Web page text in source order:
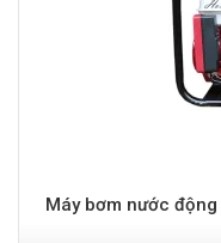
Máy bơm nước